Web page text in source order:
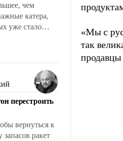
чем
катера,
уже стало
по созданию
сложна и
поднимет
перестроить
вернуться к
ракет
«Мы с
так